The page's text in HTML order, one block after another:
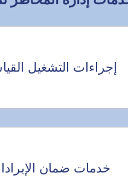
إجراءات التشغيل
خدمات ضمان